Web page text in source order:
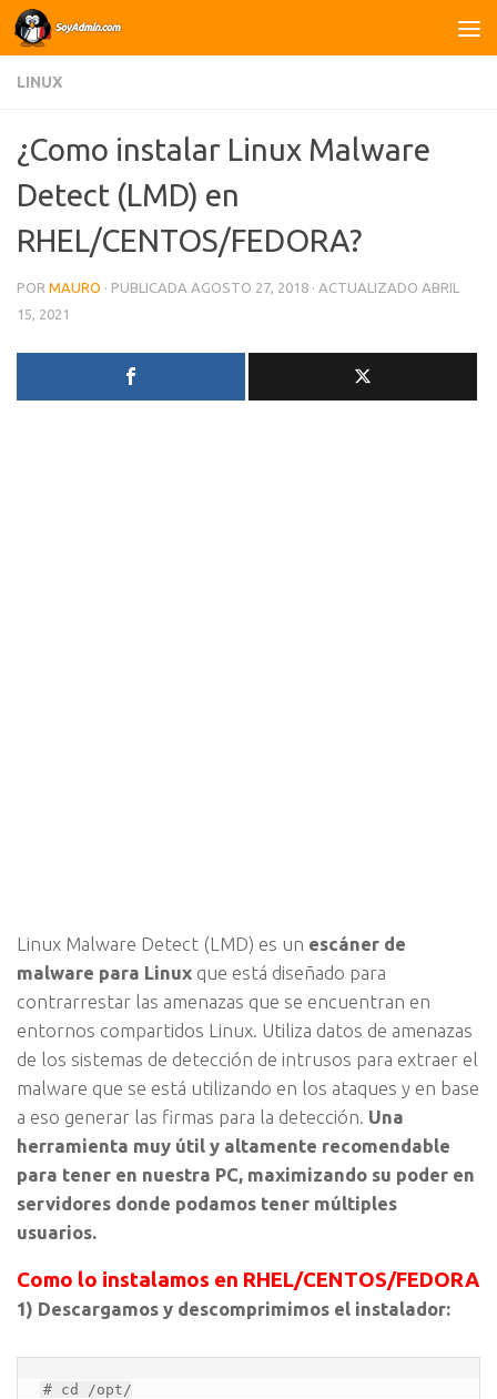
Saltar al contenido
LINUX
¿Como instalar Linux Malware
Detect (LMD) en
RHEL/CENTOS/FEDORA?
POR MAURO · PUBLICADA AGOSTO 27, 2018 · ACTUALIZADO ABRIL
15, 2021
Linux Malware Detect (LMD) es un escáner de
malware para Linux que está diseñado para
contrarrestar las amenazas que se encuentran en
entornos compartidos Linux. Utiliza datos de amenazas
de los sistemas de detección de intrusos para extraer el
malware que se está utilizando en los ataques y en base
a eso generar las firmas para la detección. Una
herramienta muy útil y altamente recomendable
para tener en nuestra PC, maximizando su poder en
servidores donde podamos tener múltiples
usuarios.
Como lo instalamos en RHEL/CENTOS/FEDORA
1) Descargamos y descomprimimos el instalador:
# cd /opt/